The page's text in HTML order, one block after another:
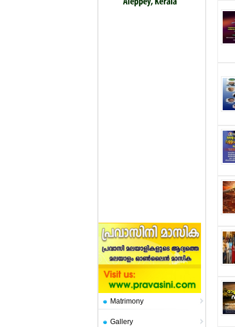
Matrimony
Gallery